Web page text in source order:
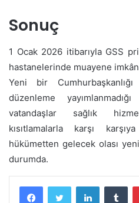
Sonuç
1 Ocak 2026 itibarıyla GSS
hastanelerinde muayene
Yeni bir
düzenleme
vatandaşlar sağlık
kısıtlamalarla karşı
hükümetten gelecek olası
durumda.
LinkedIn